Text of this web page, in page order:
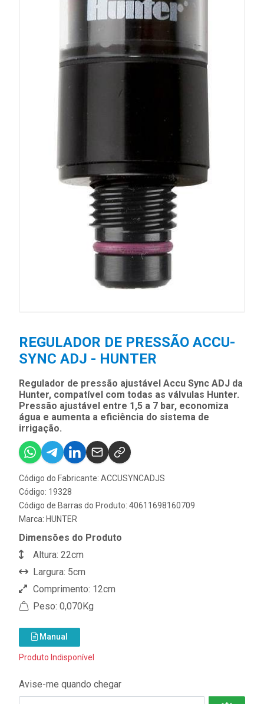
REGULADOR DE PRESSÃO ACCU-
SYNC ADJ - HUNTER
Regulador de pressão ajustável Accu Sync ADJ da
Hunter, compatível com todas as válvulas Hunter.
Pressão ajustável entre 1,5 a 7 bar, economiza
água e aumenta a eficiência do sistema de
irrigação.
Código do Fabricante: ACCUSYNCADJS
Código: 19328
Código de Barras do Produto: 40611698160709
Marca: HUNTER
Dimensões do Produto
Altura: 22cm
Largura: 5cm
Comprimento: 12cm
Peso: 0,070Kg
Manual
Produto Indisponível
Avise-me quando chegar